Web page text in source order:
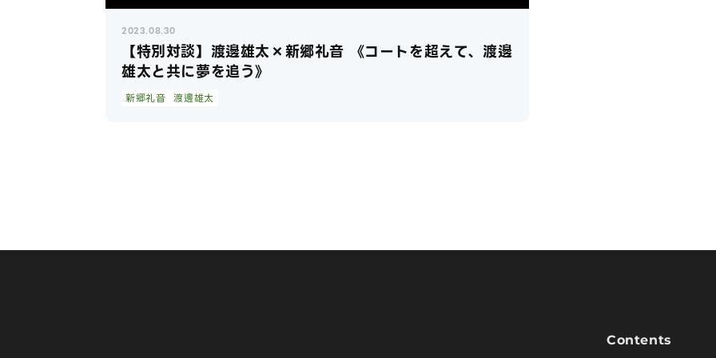
2023.08.30
【特別対談】渡邊雄太×新郷礼音 《コートを超えて、渡邊
雄太と共に夢を追う》
新郷礼音 渡邊雄太
Contents